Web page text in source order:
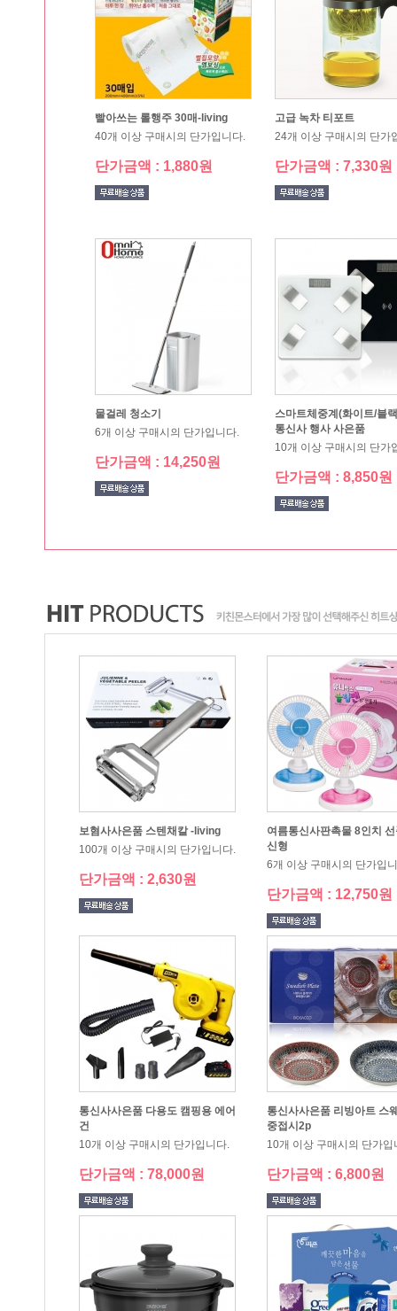
빨아쓰는 롤행주 30매-living
40개 이상 구매시의 단가입니다.
단가금액 : 1,880원
고급 녹차 티포트
24개 이상 구매시의 단가
단가금액 : 7,330원
물걸레 청소기
6개 이상 구매시의 단가입니다.
단가금액 : 14,250원
통신사 행사 사은품
10개 이상 구매시의 단가
단가금액 : 8,850원
보혐사사은품 스텐채칼 -living
100개 이상 구매시의 단가입니다.
단가금액 : 2,630원
신형
6개 이상 구매시의 단가입
단가금액 : 12,750원
건
10개 이상 구매시의 단가입니다.
단가금액 : 78,000원
중접시2p
10개 이상 구매시의 단가입
단가금액 : 6,800원